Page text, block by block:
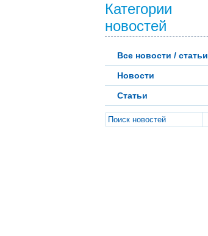
Категории
новостей
Все новости / статьи
Новости
Статьи